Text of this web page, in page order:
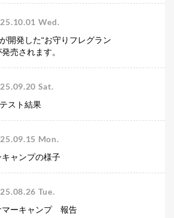
Wed.
開発した“お守りフレグラン
売されます。
Sat.
スト結果
Mon.
ャンプの様子
Tue.
ーキャンプ 報告